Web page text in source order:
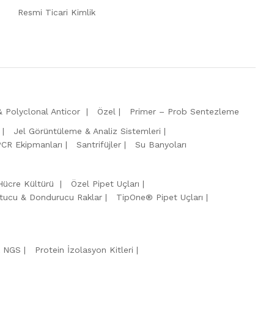
Resmi Ticari Kimlik
Polyclonal Anticor Özel
Primer – Prob Sentezleme
Jel Görüntüleme & Analiz Sistemleri
Ekipmanları Santrifüjler
Su Banyoları
Kültürü
Özel Pipet Uçları
& Dondurucu Raklar
TipOne® Pipet Uçları
Protein İzolasyon Kitleri